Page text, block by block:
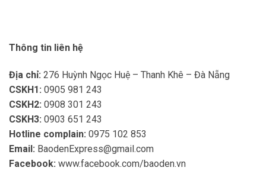
Thông tin liên hệ
Địa chỉ: 276 Huỳnh Ngọc Huệ – Thanh Khê – Đà Nẵng
CSKH1: 0905 981 243
CSKH2: 0908 301 243
CSKH3: 0903 651 243
Hotline complain: 0975 102 853
Email: BaodenExpress@gmail.com
Facebook: www.facebook.com/baoden.vn